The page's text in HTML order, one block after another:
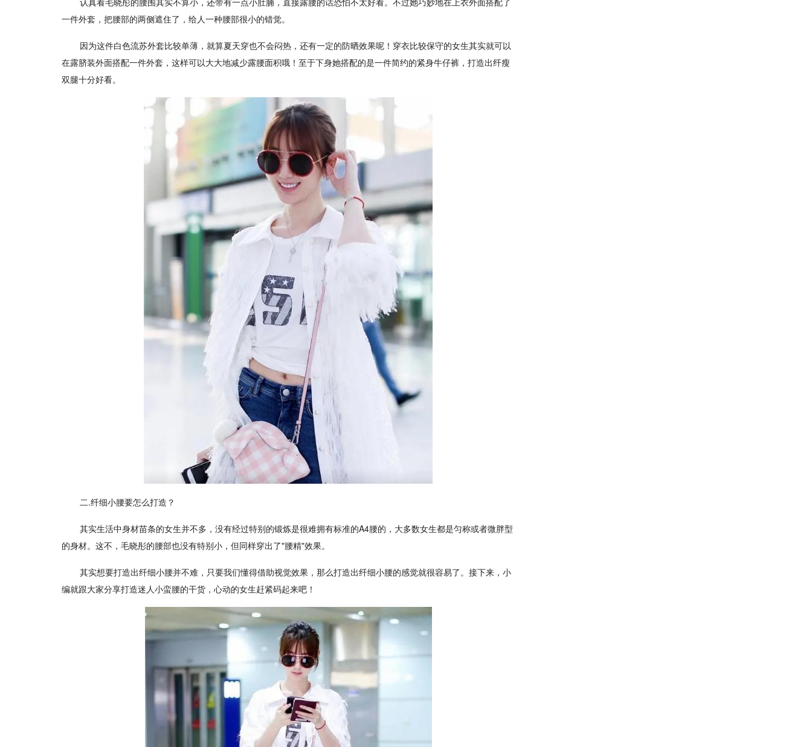
一件外套，把腰部的两侧遮住了，给人一种腰部很小的错觉。
因为这件白色流苏外套比较单薄，就算夏天穿也不会闷热，还有一定的防晒效果呢！穿衣比较保守的女生其实就可以
在露脐装外面搭配一件外套，这样可以大大地减少露腰面积哦！至于下身她搭配的是一件简约的紧身牛仔裤，打造出纤瘦
双腿十分好看。
二.纤细小腰要怎么打造？
其实生活中身材苗条的女生并不多，没有经过特别的锻炼是很难拥有标准的A4腰的，大多数女生都是匀称或者微胖型
的身材。这不，毛晓彤的腰部也没有特别小，但同样穿出了"腰精"效果。
其实想要打造出纤细小腰并不难，只要我们懂得借助视觉效果，那么打造出纤细小腰的感觉就很容易了。接下来，小
编就跟大家分享打造迷人小蛮腰的干货，心动的女生赶紧码起来吧！